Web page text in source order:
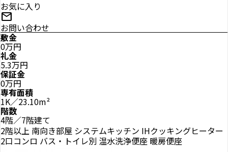
お気に入り
mail
お問い合わせ
敷金
0万円
礼金
5.3万円
保証金
0万円
専有面積
1K／23.10m²
階数
4階／7階建て
2階以上 南向き部屋 システムキッチン IHクッキングヒーター
2口コンロ バス・トイレ別 温水洗浄便座 暖房便座